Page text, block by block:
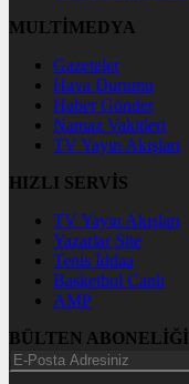
MULTİMEDYA
Gazeteler
Hava Durumu
Haber Gönder
Namaz Vakitleri
TV Yayın Akışları
HIZLI SERVİS
TV Yayın Akışları
Yazarlar Site
Tenis İddaa
Basketbol Canlı
AMP
BÜLTEN ABONELİĞİ